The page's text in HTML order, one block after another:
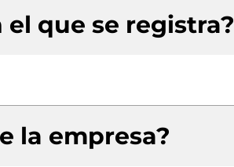
el que se registra?
la empresa?